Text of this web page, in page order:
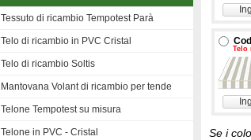
Tessuto di ricambio Tempotest Parà
Telo di ricambio in PVC Cristal
Telo di ricambio Soltis
Mantovana Volant di ricambio per tende
Telone Tempotest su misura
Telone in PVC - Cristal
Telo
Se i